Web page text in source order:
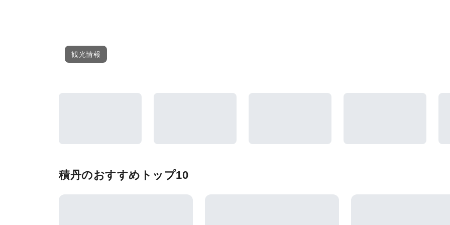
観光情報
積丹のおすすめトップ10